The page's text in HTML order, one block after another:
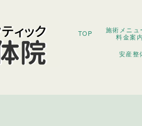
TOP
施術メニュ
料金案内
安産整